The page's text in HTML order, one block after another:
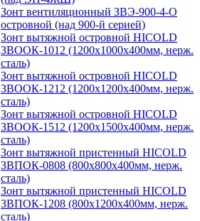
Зонт вентиляционный ЗВЭ-900-4-О
островной (над 900-й серией)
Зонт вытяжной островной HICOLD
ЗВООК-1012 (1200х1000х400мм, нерж.
сталь)
Зонт вытяжной островной HICOLD
ЗВООК-1212 (1200x1200x400мм, нерж.
сталь)
Зонт вытяжной островной HICOLD
ЗВООК-1512 (1200х1500х400мм, нерж.
сталь)
Зонт вытяжной пристенный HICOLD
ЗВПОК-0808 (800х800х400мм, нерж.
сталь)
Зонт вытяжной пристенный HICOLD
ЗВПОК-1208 (800х1200х400мм, нерж.
сталь)